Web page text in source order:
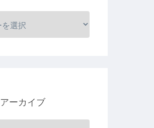
アーカイブ